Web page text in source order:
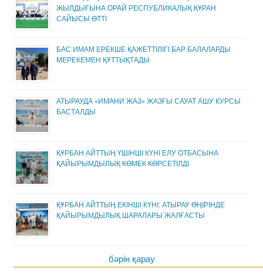
ЖЫЛДЫҒЫНА ОРАЙ РЕСПУБЛИКАЛЫҚ ҚҰРАН
САЙЫСЫ ӨТТІ
БАС ИМАМ ЕРЕКШЕ ҚАЖЕТТІЛІГІ БАР БАЛАЛАРДЫ
МЕРЕКЕМЕН ҚҰТТЫҚТАДЫ
АТЫРАУДА «ИМАНИ ЖАЗ» ЖАЗҒЫ САУАТ АШУ КУРСЫ
БАСТАЛДЫ
ҚҰРБАН АЙТТЫҢ ҮШІНШІ КҮНІ ЕЛУ ОТБАСЫНА
ҚАЙЫРЫМДЫЛЫҚ КӨМЕК КӨРСЕТІЛДІ
ҚҰРБАН АЙТТЫҢ ЕКІНШІ КҮНІ: АТЫРАУ ӨҢІРІНДЕ
ҚАЙЫРЫМДЫЛЫҚ ШАРАЛАРЫ ЖАЛҒАСТЫ
бәрін қарау